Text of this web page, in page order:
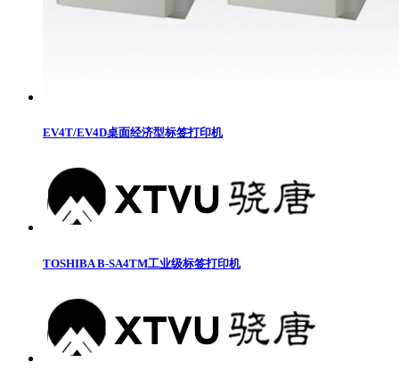
EV4T/EV4D桌面经济型标签打印机
TOSHIBA B-SA4TM工业级标签打印机